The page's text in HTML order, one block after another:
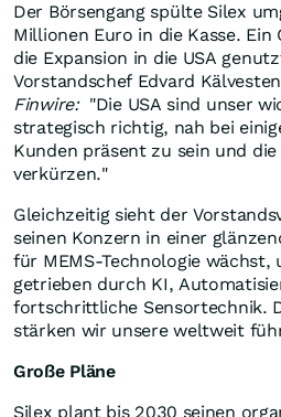
Der Börsengang spülte Silex
Millionen Euro in die Kasse.
die Expansion in die USA
Vorstandschef Edvard
Finwire:"Die USA sind unser
strategisch richtig, nah bei
Kunden präsent zu sein und
verkürzen."
Gleichzeitig sieht der
seinen Konzern in einer
für MEMS-Technologie wächst,
getrieben durch KI,
fortschrittliche Sensortechnik.
stärken wir unsere weltweit
Große Pläne
Silex plant bis 2030 seinen